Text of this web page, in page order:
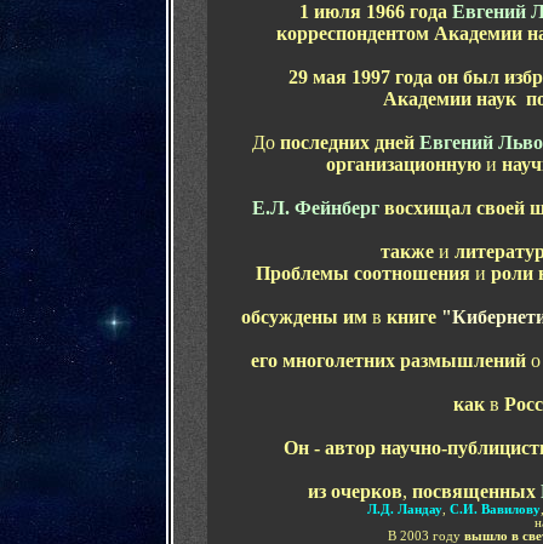
1 июля 1966 года Евгений
корреспондентом Академии
29 мая 1997 года он был
Академии наук
До последних дней Евгений
организационнуюи
Е.Л. Фейнберг восхищал своей
также и
Проблемы соотношения и роли
обсуждены имв книге
его многолетних размышлений
как в
Он - автор научно-
из очерков, посвященных
Л.Д. Ландау С.И. Вавилову
В 2003 годувышло в